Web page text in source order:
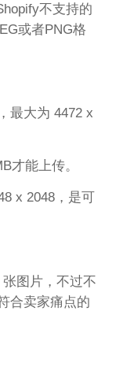
不支持的
或者PNG格
最大为 4472 x
才能上传。
x 2048，是可
图片，不过不
合卖家痛点的